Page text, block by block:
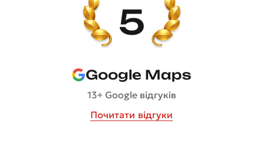
5
Google Maps
13+ Google відгуків
Почитати відгуки